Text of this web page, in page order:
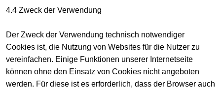
4.4 Zweck der Verwendung
Der Zweck der Verwendung technisch notwendiger
Cookies ist, die Nutzung von Websites für die Nutzer zu
vereinfachen. Einige Funktionen unserer Internetseite
können ohne den Einsatz von Cookies nicht angeboten
werden. Für diese ist es erforderlich, dass der Browser auch